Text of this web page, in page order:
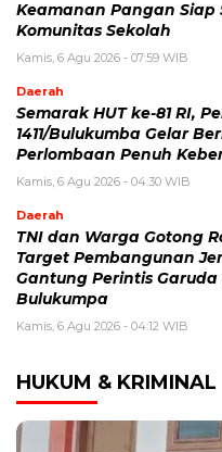
Keamanan Pangan Siap
Komunitas Sekolah
Kamis, 6 Agu 2026 - 07:59 WIB
Daerah
Semarak HUT ke-81 RI,
1411/Bulukumba Gelar
Perlombaan Penuh
Kamis, 6 Agu 2026 - 04:30 WIB
Daerah
TNI dan Warga Gotong
Target Pembangunan
Gantung Perintis Garuda
Bulukumpa
Kamis, 6 Agu 2026 - 04:12 WIB
HUKUM & KRIMINAL